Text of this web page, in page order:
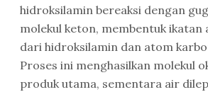
hidroksilamin bereaksi dengan
molekul keton, membentuk
dari hidroksilamin dan atom
Proses ini menghasilkan molekul
produk utama, sementara air